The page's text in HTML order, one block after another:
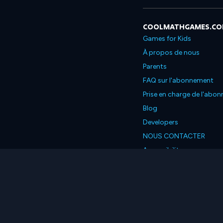
Games for Kids
À propos de nous
Parents
FAQ sur l'abonnement
Prise en charge de
Blog
Developers
NOUS CONTACTER
Accessibility